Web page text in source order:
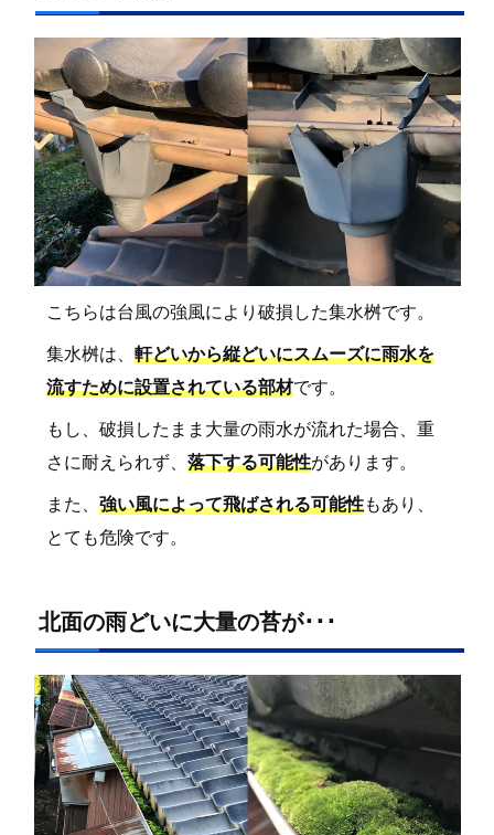
こちらは台風の強風により破損した集水桝です。
集水桝は、 軒どいから縦どいにスムーズに雨水を
流すために設置されている部材です。
もし、破損したまま大量の雨水が流れた場合、重
さに耐えられず、 落下する可能性があります。
また、 強い風によって飛ばされる可能性もあり、
とても危険です。
北面の雨どいに大量の苔が･･･